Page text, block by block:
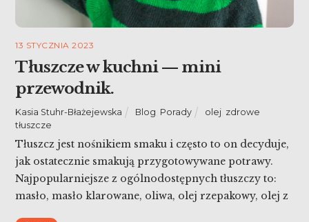
13 STYCZNIA 2023
Tłuszcze w kuchni — mini
przewodnik.
Kasia Stuhr-Błażejewska Blog Porady olej zdrowe
tłuszcze
Tłuszcz jest nośnikiem smaku i często to on decyduje,
jak ostatecznie smakują przygotowywane potrawy.
Najpopularniejsze z ogólnodostępnych tłuszczy to:
masło, masło klarowane, oliwa, olej rzepakowy, olej z